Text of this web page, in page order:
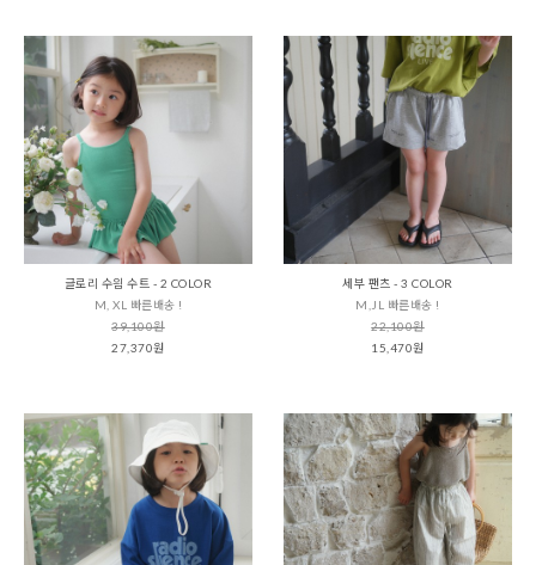
글로리 수읨 수트 - 2 COLOR
M, XL 빠른배송 !
39,100원
27,370원
세부 팬츠 - 3 COLOR
M,JL 빠른배송 !
22,100원
15,470원